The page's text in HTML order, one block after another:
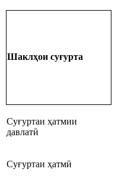
Шаклҳои суғурта
Суғуртаи ҳатмии
давлатӣ
Суғуртаи ҳатмӣ